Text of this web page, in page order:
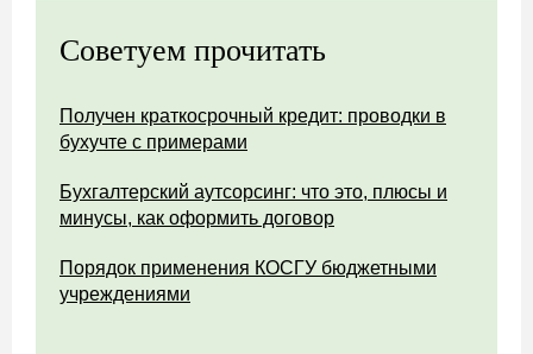
Советуем прочитать
Получен краткосрочный кредит: проводки в
бухучте с примерами
Бухгалтерский аутсорсинг: что это, плюсы и
минусы, как оформить договор
Порядок применения КОСГУ бюджетными
учреждениями